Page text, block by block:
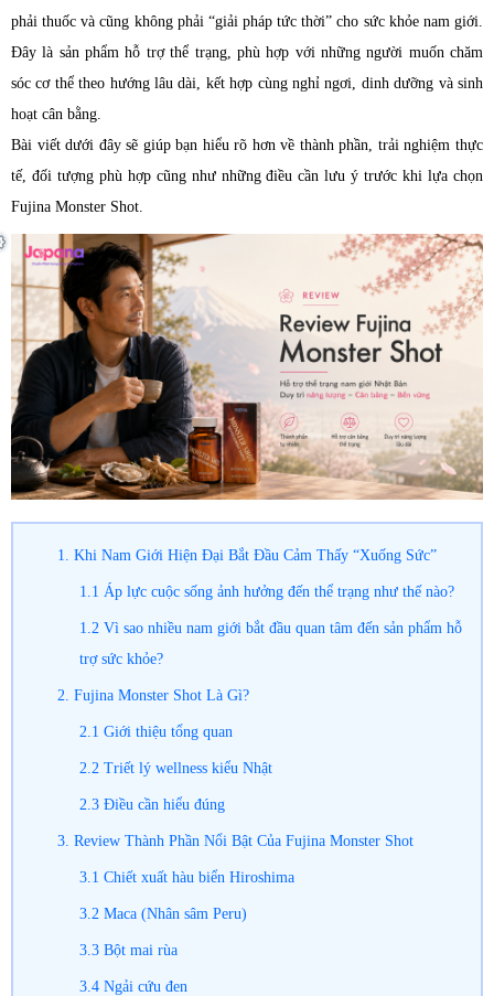
phải thuốc và cũng không phải “giải pháp tức thời” cho sức khỏe nam giới.
Đây là sản phẩm hỗ trợ thể trạng, phù hợp với những người muốn chăm
sóc cơ thể theo hướng lâu dài, kết hợp cùng nghỉ ngơi, dinh dưỡng và sinh
hoạt cân bằng.
Bài viết dưới đây sẽ giúp bạn hiểu rõ hơn về thành phần, trải nghiệm thực
tế, đối tượng phù hợp cũng như những điều cần lưu ý trước khi lựa chọn
Fujina Monster Shot.
1. Khi Nam Giới Hiện Đại Bắt Đầu Cảm Thấy “Xuống Sức”
1.1 Áp lực cuộc sống ảnh hưởng đến thể trạng như thế nào?
1.2 Vì sao nhiều nam giới bắt đầu quan tâm đến sản phẩm hỗ
trợ sức khỏe?
2. Fujina Monster Shot Là Gì?
2.1 Giới thiệu tổng quan
2.2 Triết lý wellness kiểu Nhật
2.3 Điều cần hiểu đúng
3. Review Thành Phần Nổi Bật Của Fujina Monster Shot
3.1 Chiết xuất hàu biển Hiroshima
3.2 Maca (Nhân sâm Peru)
3.3 Bột mai rùa
3.4 Ngải cứu đen